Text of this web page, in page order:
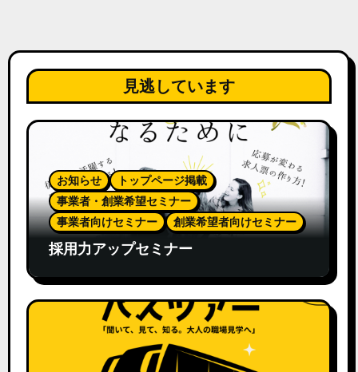
見逃しています
お知らせ
トップページ掲載
事業者・創業希望セミナー
事業者向けセミナー
創業希望者向けセミナー
採用力アップセミナー